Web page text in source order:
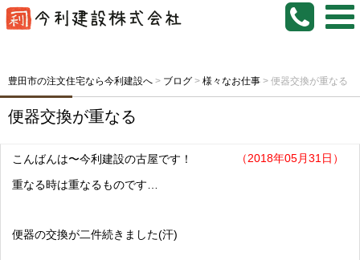
豊田市の注文住宅なら今利建設へ > ブログ > 様々なお仕事 > 便器交換が重なる
便器交換が重なる
（2018年05月31日）
こんばんは〜今利建設の古屋です！
重なる時は重なるものです…
便器の交換が二件続きました(汗)